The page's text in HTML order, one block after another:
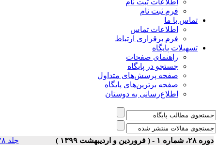
ارتباط
متداول
پایگاه
به دوستان
جلد ۲۸